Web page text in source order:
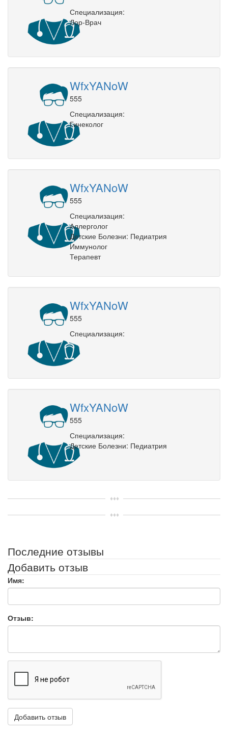
Специализация:
Лор-Врач
WfxYANoW
555
Специализация:
Гинеколог
WfxYANoW
555
Специализация:
Аллерголог
Детские Болезни: Педиатрия
Иммунолог
Терапевт
WfxYANoW
555
Специализация:
WfxYANoW
555
Специализация:
Детские Болезни: Педиатрия
Последние отзывы
Добавить отзыв
Имя:
Отзыв: